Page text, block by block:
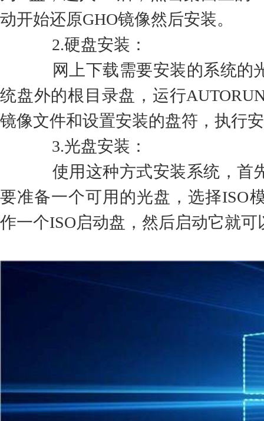
动开始还原GHO镜像然后安装。
2.硬盘安装：
网上下载需要安装的系统的
统盘外的根目录盘，运行
镜像文件和设置安装的盘符，执行
3.光盘安装：
使用这种方式安装系统，首
要准备一个可用的光盘，选择ISO
作一个ISO启动盘，然后启动它就